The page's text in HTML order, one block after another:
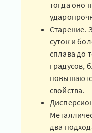
тогда оно
Старение.
суток и
сплава до
градусов,
свойства.
два